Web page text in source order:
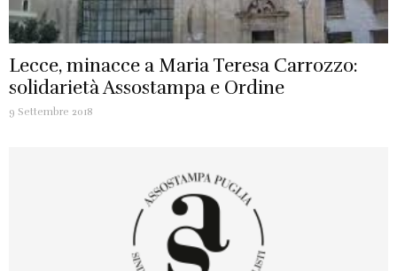
Lecce, minacce a Maria Teresa Carrozzo:
solidarietà Assostampa e Ordine
9 Settembre 2018